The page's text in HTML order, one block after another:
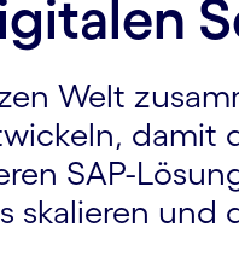
Welt
damit
SAP-
skalieren